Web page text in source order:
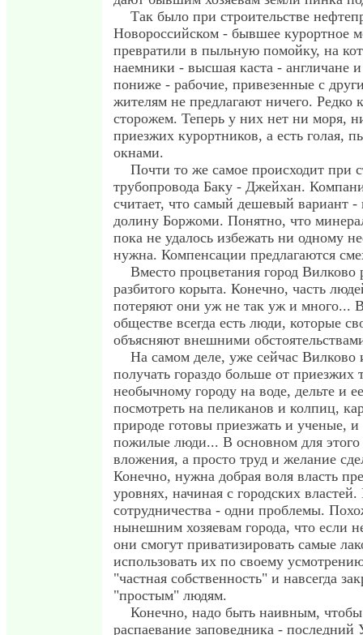
Так было при строительстве
Новороссийском - бывшее курортное
превратили в пыльную помойку, на
наемники - высшая каста - англичане
пониже - рабочие, привезенные с
жителям не предлагают ничего. Редко
сторожем. Теперь у них нет ни моря,
приезжих курортников, а есть голая,
окнами.
Почти то же самое происходит при
трубопровода Баку - Джейхан.
считает, что самый дешевый вариант -
долину Боржоми. Понятно, что
пока не удалось избежать ни одному
нужна. Компенсации предлагаются
Вместо процветания город Вилково
разбитого корыта. Конечно, часть
потеряют они уж не так уж и много...
обществе всегда есть люди, которые
объясняют внешними
На самом деле, уже сейчас Вилково
получать гораздо больше от приезжих
необычному городу на воде, дельте и
посмотреть на пеликанов и колпиц,
природе готовы приезжать и ученые,
пожилые люди... В основном для
вложения, а просто труд и желание
Конечно, нужна добрая воля власть
уровнях, начиная с городских
сотрудничества - одни проблемы.
нынешним хозяевам города, что если
они смогут приватизировать самые
использовать их по своему
"частная собственность" и навсегда
"простым" людям.
Конечно, надо быть наивным, чтобы
распаевание заповедника -